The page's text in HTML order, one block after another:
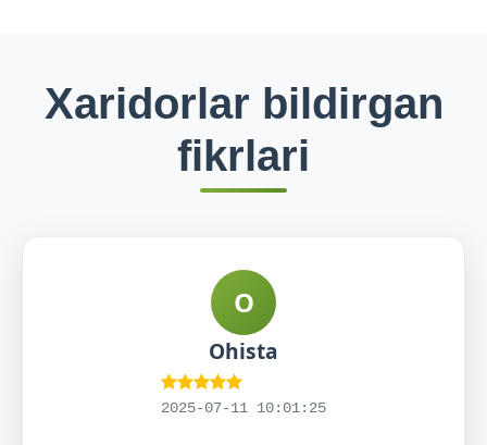
Xaridorlar bildirgan
fikrlari
O
Ohista
2025-07-11 10:01:25